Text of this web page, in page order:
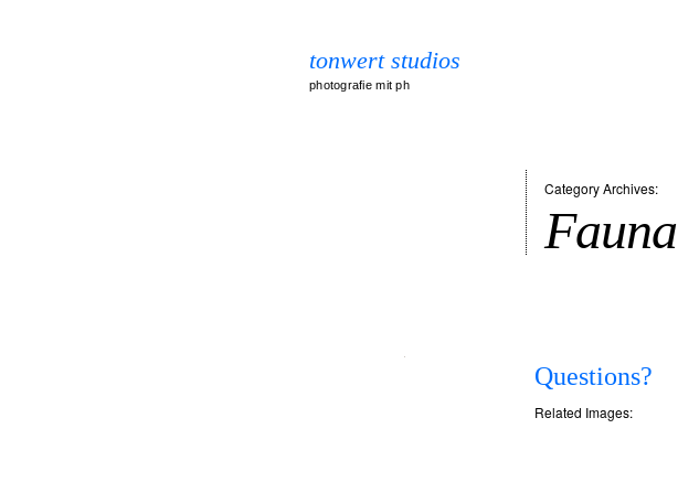
tonwert studios
photografie mit ph
Category Archives:
Fauna
Questions?
Related Images: